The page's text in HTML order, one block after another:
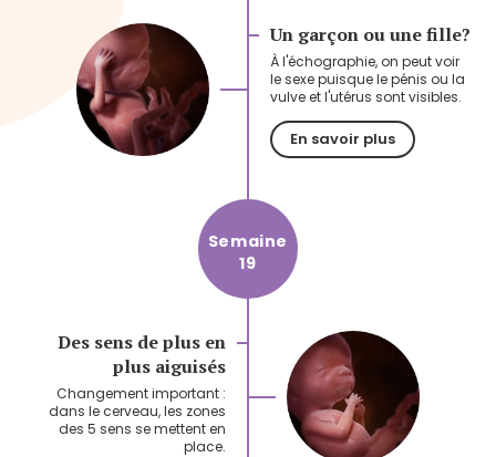
Un garçon ou une fille?
À l'échographie, on peut voir
le sexe puisque le pénis ou la
vulve et l'utérus sont visibles.
En savoir plus
Semaine
19
Des sens de plus en
plus aiguisés
Changement important :
dans le cerveau, les zones
des 5 sens se mettent en
place.